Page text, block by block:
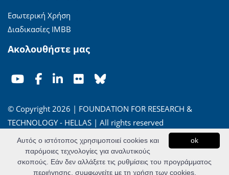
Εσωτερική Χρήση
Διαδικασίες ΙΜΒΒ
Ακολουθήστε μας
© Copyright 2026 | FOUNDATION FOR RESEARCH &
TECHNOLOGY - HELLAS | All rights reserved
'Οροι Χρήσης|Πολιτική Απορρήτου
Powered byApogee Information Systems
ok
Αυτός ο ιστότοπος χρησιμοποιεί cookies και
παρόμοιες τεχνολογίες για αναλυτικούς
σκοπούς. Εάν δεν αλλάξετε τις ρυθμίσεις του προγράμματος
περιήγησης, συμφωνείτε με τη χρήση των cookies.